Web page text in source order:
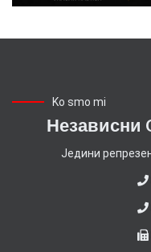
Ko smo mi
Независни
Jедини